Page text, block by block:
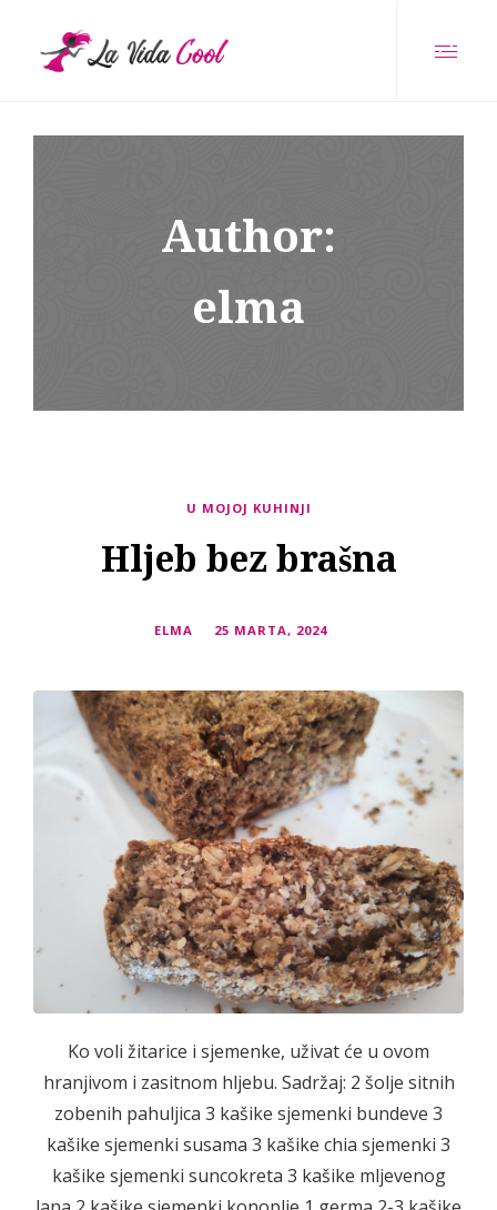
Author:
elma
U MOJOJ KUHINJI
Hljeb bez brašna
ELMA 25 MARTA, 2024
Ko voli žitarice i sjemenke, uživat će u ovom
hranjivom i zasitnom hljebu. Sadržaj: 2 šolje sitnih
zobenih pahuljica 3 kašike sjemenki bundeve 3
kašike sjemenki susama 3 kašike chia sjemenki 3
kašike sjemenki suncokreta 3 kašike mljevenog